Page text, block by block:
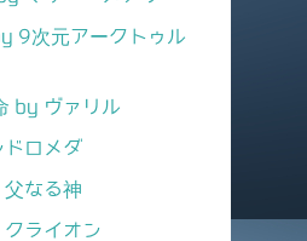
9次元アークトゥル
by ヴァリル
ロメダ
なる神
ライオン